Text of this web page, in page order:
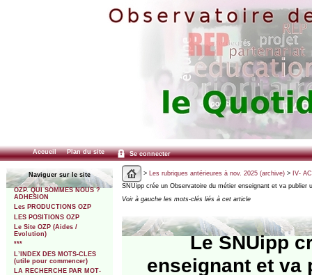
Accueil Plan du site Se connecter
Naviguer sur le site
OZP. QUI SOMMES NOUS ?
ADHESION
Les PRODUCTIONS OZP
LES POSITIONS OZP
Le Site OZP (Aides /
Evolution)
***
L’INDEX DES MOTS-CLES
(utile pour commencer)
LA RECHERCHE PAR MOT-
> Les rubriques antérieures à nov. 2025 (archive)> IV-
SNUipp crée un Observatoire du métier enseignant et va publier
Voir à gauche les mots-clés liés à cet article
Le SNUipp
enseignant et va